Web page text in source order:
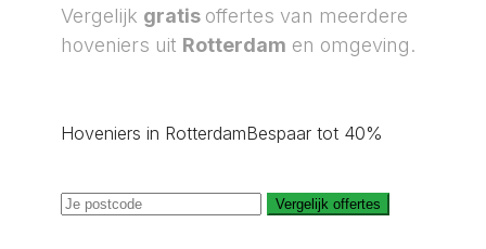
Vergelijk gratis offertes van meerdere
hoveniers uit Rotterdam en omgeving.
Hoveniers in RotterdamBespaar tot 40%
Vergelijk offertes